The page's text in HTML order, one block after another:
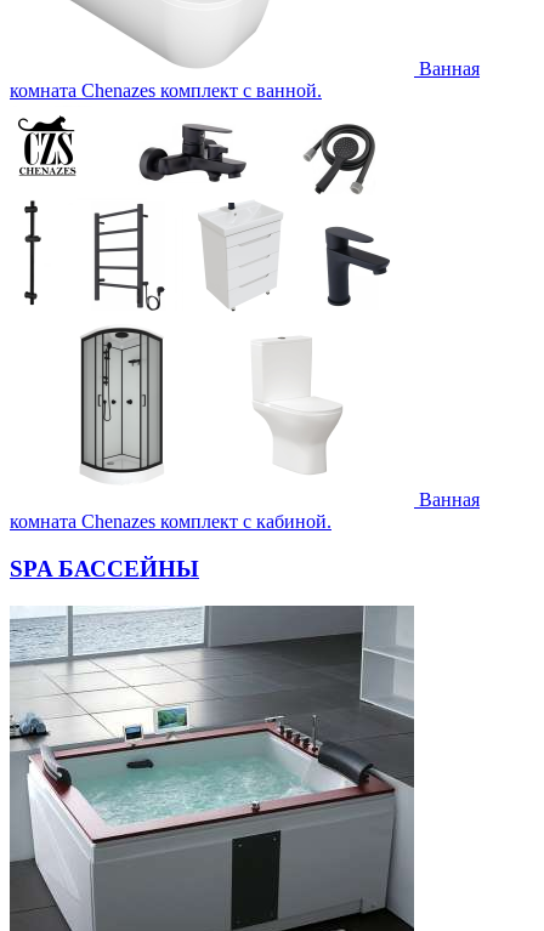
Ванная
комната Chenazes комплект с ванной.
Ванная
комната Chenazes комплект с кабиной.
SPA БАССЕЙНЫ